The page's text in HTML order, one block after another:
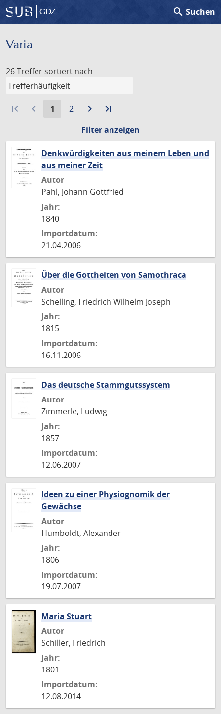
GDZ search Suchen
Varia
26 Treffer sortiert nach
first_page navigate_before
Aktuelle
1
Gehe
Seite
2 navigate_next
Zur
Seite
last_page
Seite
Filter anzeigen
Denkwürdigkeiten aus meinem Leben und
aus meiner Zeit
Autor
Pahl, Johann Gottfried
Jahr:
1840
Importdatum:
21.04.2006
Über die Gottheiten von Samothraca
Autor
Schelling, Friedrich Wilhelm Joseph
Jahr:
1815
Importdatum:
16.11.2006
Das deutsche Stammgutssystem
Autor
Zimmerle, Ludwig
Jahr:
1857
Importdatum:
12.06.2007
Ideen zu einer Physiognomik der
Gewächse
Autor
Humboldt, Alexander
Jahr:
1806
Importdatum:
19.07.2007
Maria Stuart
Autor
Schiller, Friedrich
Jahr:
1801
Importdatum:
12.08.2014